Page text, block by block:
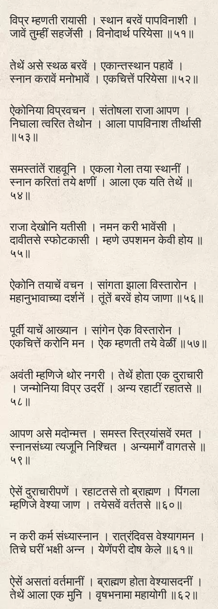
विप्र म्हणती रायासी । स्थान बरवें पापविनाशी ।
जावें तुम्हीं सहजेंसी । विनोदार्थ परियेसा ॥५१॥
तेथें असे स्थळ बरवें । एकान्तस्थान पहावें ।
स्नान करावें मनोभावें । एकचित्तें परियेसा ॥५२॥
ऐकोनिया विप्रवचन । संतोषला राजा आपण ।
निघाला त्वरित तेथोन । आला पापविनाश तीर्थासी
॥५३॥
समस्तांतें राहवूनि । एकला गेला तया स्थानीं ।
स्नान करितां तये क्षणीं । आला एक यति तेथें ॥
५४॥
राजा देखोनि यतीसी । नमन करी भावेंसी ।
दावीतसे स्फोटकासी । म्हणे उपशमन केवी होय ॥
५५॥
ऐकोनि तयाचें वचन । सांगता झाला विस्तारोन ।
महानुभावाच्या दर्शनें । तूंतें बरवें होय जाणा ॥५६॥
पूर्वीं याचें आख्यान । सांगेन ऐक विस्तारोन ।
एकचित्तें करोनि मन । ऐक म्हणती तये वेळीं ॥५७॥
अवंती म्हणिजे थोर नगरी । तेथें होता एक दुराचारी
। जन्मोनिया विप्र उदरीं । अन्य रहाटीं रहातसे ॥
५८॥
आपण असे मदोन्मत्त । समस्त स्त्रियांसवें रमत ।
स्नानसंध्या त्यजूनि निश्चित । अन्यमार्गें वागतसे ॥
५९॥
ऐसें दुराचारीपणें । रहाटतसे तो ब्राह्मण । पिंगला
म्हणिजे वेश्या जाण । तयेसवें वर्ततसे ॥६०॥
न करी कर्म संध्यास्नान । रात्रंदिवस वेश्यागमन ।
तिचे घरीं भक्षी अन्न । येणेंपरी दोष केले ॥६१॥
ऐसें असतां वर्तमानीं । ब्राह्मण होता वेश्यासदनीं ।
तेथें आला एक मुनि । वृषभनामा महायोगी ॥६२॥